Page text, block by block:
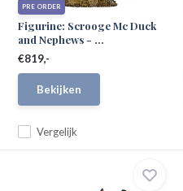
PRE ORDER
Figurine: Scrooge Mc Duck
and Nephews - ...
Vergelijk
€819,-
Bekijken